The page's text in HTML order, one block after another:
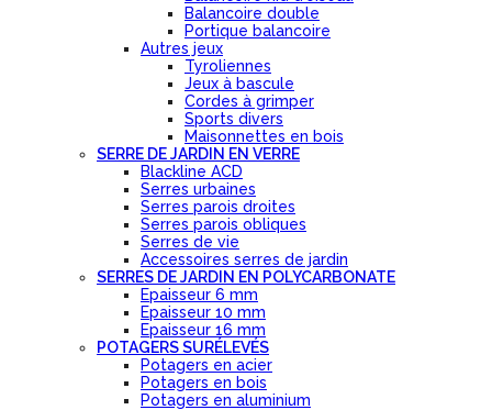
Balancoire double
Portique balancoire
Autres jeux
Tyroliennes
Jeux à bascule
Cordes à grimper
Sports divers
Maisonnettes en bois
SERRE DE JARDIN EN VERRE
Blackline ACD
Serres urbaines
Serres parois droites
Serres parois obliques
Serres de vie
Accessoires serres de jardin
SERRES DE JARDIN EN POLYCARBONATE
Epaisseur 6 mm
Epaisseur 10 mm
Epaisseur 16 mm
POTAGERS SURÉLEVÉS
Potagers en acier
Potagers en bois
Potagers en aluminium